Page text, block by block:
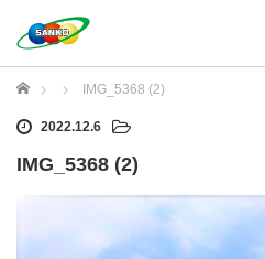
ホーム IMG_5368 (2)
2022.12.6
IMG_5368 (2)